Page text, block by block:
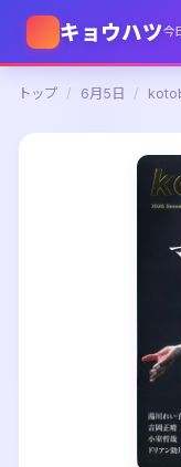
キョウハツ今
トップ / 6月5日 /